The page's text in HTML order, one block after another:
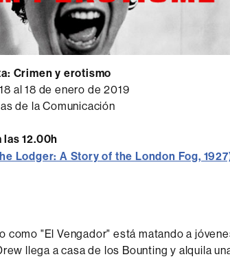
Crimen y erotismo
al 18 de enero de 2019
de la Comunicación
12.00h
Lodger: A Story of the London Fog,
como "El Vengador" está matando a
llega a casa de los Bounting y alquila